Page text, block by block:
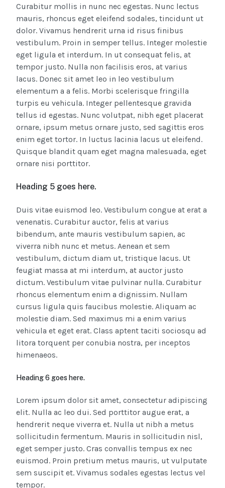
Curabitur mollis in nunc nec egestas. Nunc lectus
mauris, rhoncus eget eleifend sodales, tincidunt ut
dolor. Vivamus hendrerit urna id risus finibus
vestibulum. Proin in semper tellus. Integer molestie
eget ligula et interdum. In ut consequat felis, at
tempor justo. Nulla non facilisis eros, at varius
lacus. Donec sit amet leo in leo vestibulum
elementum a a felis. Morbi scelerisque fringilla
turpis eu vehicula. Integer pellentesque gravida
tellus id egestas. Nunc volutpat, nibh eget placerat
ornare, ipsum metus ornare justo, sed sagittis eros
enim eget tortor. In luctus lacinia lacus ut eleifend.
Quisque blandit quam eget magna malesuada, eget
ornare nisi porttitor.
Heading 5 goes here.
Duis vitae euismod leo. Vestibulum congue at erat a
venenatis. Curabitur auctor, felis at varius
bibendum, ante mauris vestibulum sapien, ac
viverra nibh nunc et metus. Aenean et sem
vestibulum, dictum diam ut, tristique lacus. Ut
feugiat massa at mi interdum, at auctor justo
dictum. Vestibulum vitae pulvinar nulla. Curabitur
rhoncus elementum enim a dignissim. Nullam
cursus ligula quis faucibus molestie. Aliquam ac
molestie diam. Sed maximus mi a enim varius
vehicula et eget erat. Class aptent taciti sociosqu ad
litora torquent per conubia nostra, per inceptos
himenaeos.
Heading 6 goes here.
Lorem ipsum dolor sit amet, consectetur adipiscing
elit. Nulla ac leo dui. Sed porttitor augue erat, a
hendrerit neque viverra et. Nulla ut nibh a metus
sollicitudin fermentum. Mauris in sollicitudin nisl,
eget semper justo. Cras convallis tempus ex nec
euismod. Proin pretium metus mauris, ut vulputate
sem suscipit et. Vivamus sodales egestas lectus vel
tempor.